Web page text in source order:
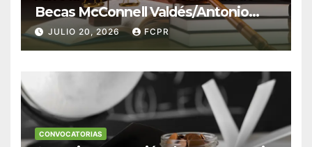
Becas McConnell Valdés/Antonio
Escudero Viera para estudiantes de
Derecho en Puerto Rico
JULIO 20, 2026 FCPR
CONVOCATORIAS